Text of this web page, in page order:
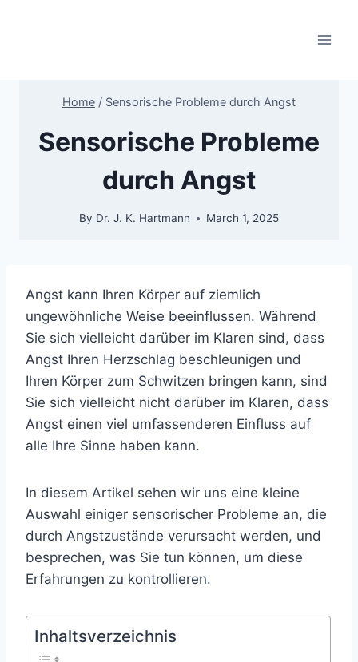
Home / Sensorische Probleme durch Angst
Sensorische Probleme
durch Angst
By Dr. J. K. Hartmann March 1, 2025
Angst kann Ihren Körper auf ziemlich
ungewöhnliche Weise beeinflussen. Während
Sie sich vielleicht darüber im Klaren sind, dass
Angst Ihren Herzschlag beschleunigen und
Ihren Körper zum Schwitzen bringen kann, sind
Sie sich vielleicht nicht darüber im Klaren, dass
Angst einen viel umfassenderen Einfluss auf
alle Ihre Sinne haben kann.
In diesem Artikel sehen wir uns eine kleine
Auswahl einiger sensorischer Probleme an, die
durch Angstzustände verursacht werden, und
besprechen, was Sie tun können, um diese
Erfahrungen zu kontrollieren.
Inhaltsverzeichnis